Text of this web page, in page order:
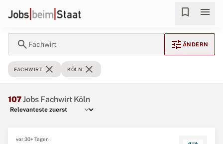
bookmark menu
search Fachwirt tune ÄNDERN
FACHWIRT close KÖLN close
107Jobs Fachwirt Köln
vor 30+ Tagen